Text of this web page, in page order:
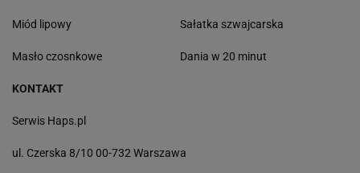
Miód lipowy
Masło czosnkowe
Sałatka szwajcarska
Dania w 20 minut
KONTAKT
Serwis Haps.pl
ul. Czerska 8/10 00-732 Warszawa